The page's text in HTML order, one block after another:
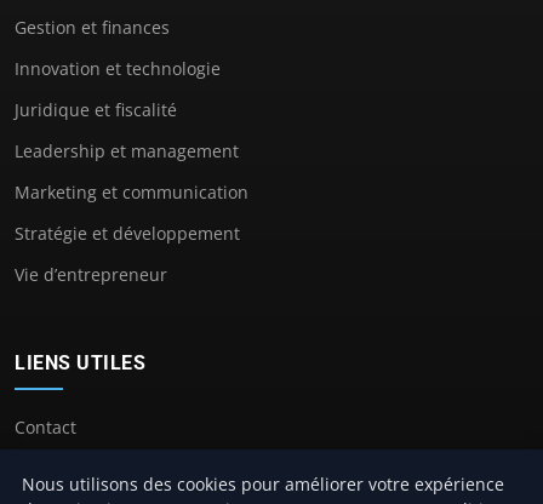
Gestion et finances
Innovation et technologie
Juridique et fiscalité
Leadership et management
Marketing et communication
Stratégie et développement
Vie d’entrepreneur
LIENS UTILES
Contact
Nous utilisons des cookies pour améliorer votre expérience